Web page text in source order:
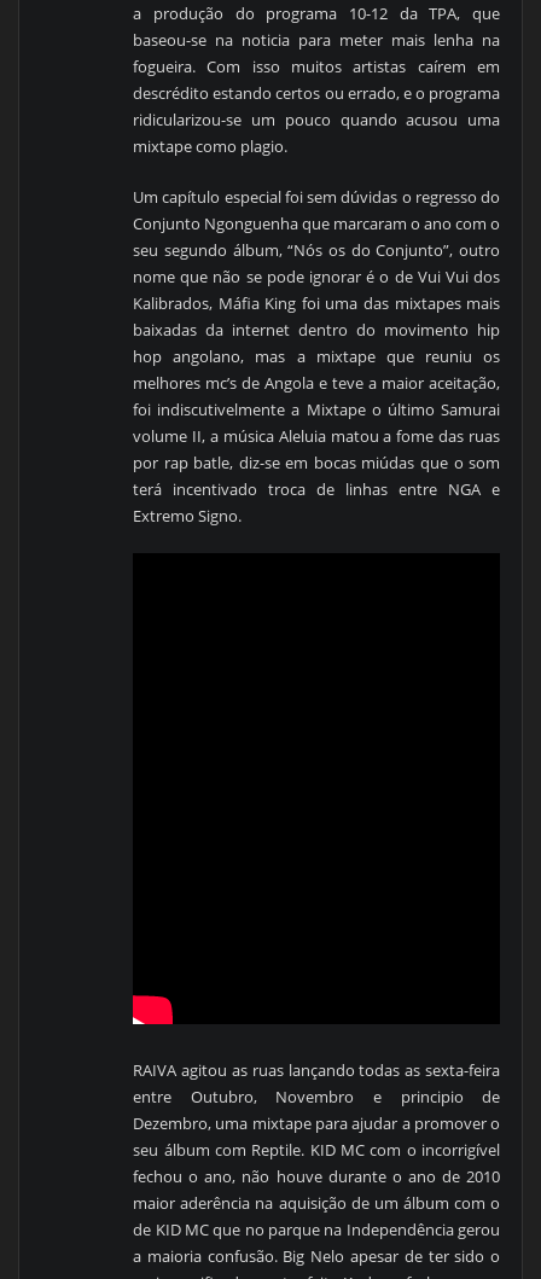
a produção do programa 10-12 da TPA, que
baseou-se na noticia para meter mais lenha na
fogueira. Com isso muitos artistas caírem em
descrédito estando certos ou errado, e o programa
ridicularizou-se um pouco quando acusou uma
mixtape como plagio.
Um capítulo especial foi sem dúvidas o regresso do
Conjunto Ngonguenha que marcaram o ano com o
seu segundo álbum, “Nós os do Conjunto”, outro
nome que não se pode ignorar é o de Vui Vui dos
Kalibrados, Máfia King foi uma das mixtapes mais
baixadas da internet dentro do movimento hip
hop angolano, mas a mixtape que reuniu os
melhores mc’s de Angola e teve a maior aceitação,
foi indiscutivelmente a Mixtape o último Samurai
volume II, a música Aleluia matou a fome das ruas
por rap batle, diz-se em bocas miúdas que o som
terá incentivado troca de linhas entre NGA e
Extremo Signo.
RAIVA agitou as ruas lançando todas as sexta-feira
entre Outubro, Novembro e principio de
Dezembro, uma mixtape para ajudar a promover o
seu álbum com Reptile. KID MC com o incorrigível
fechou o ano, não houve durante o ano de 2010
maior aderência na aquisição de um álbum com o
de KID MC que no parque na Independência gerou
a maioria confusão. Big Nelo apesar de ter sido o